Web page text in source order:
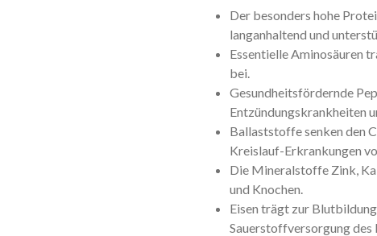
Der besonders hohe
langanhaltend und
Essentielle Aminosäuren
bei.
Gesundheitsfördernde
Entzündungskrankheiten
Ballaststoffe senken den
Kreislauf-Erkrankungen
Die Mineralstoffe Zink,
und Knochen.
Eisen trägt zur
Sauerstoffversorgung des